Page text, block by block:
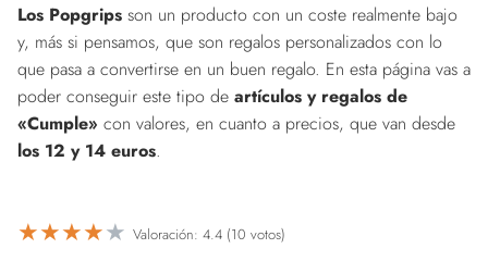
Los Popgrips son un producto con un coste realmente bajo
y, más si pensamos, que son regalos personalizados con lo
que pasa a convertirse en un buen regalo. En esta página vas a
poder conseguir este tipo de artículos y regalos de
«Cumple» con valores, en cuanto a precios, que van desde
los 12 y 14 euros.
★★★★★ Valoración: 4.4 (10 votos)